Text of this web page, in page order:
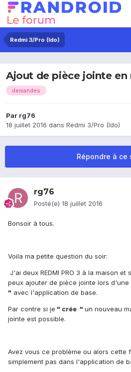
Redmi 3/Pro (Ido)
Ajout de pièce jointe en
demandes
Par rg76
18 juillet 2016 dans Redmi 3/Pro (Ido)
Répondre à ce
rg76
Posté(e) 18 juillet 2016
Bonsoir à tous.
Voila ma petite question du soir:
J'ai deux REDMI PRO 3 à la maison
peux ajouter de pièce jointe lors
" avec l'application de base.
Par contre si je " crée " un nouveau
jointe est possible.
Avez vous ce problème ou alors cette
simplement pas dans l'application de